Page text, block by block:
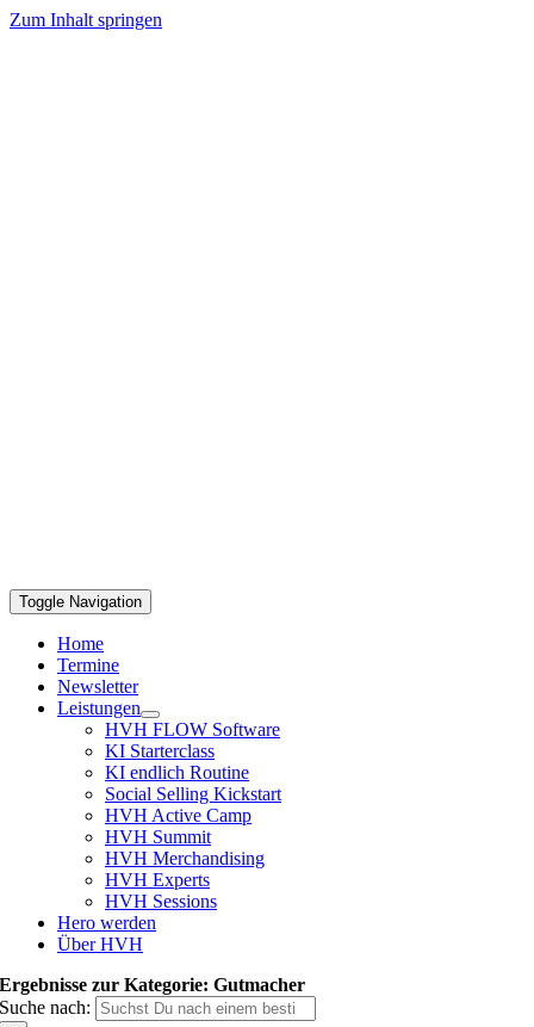
Zum Inhalt springen
Toggle Navigation
Home
Termine
Newsletter
Leistungen
HVH FLOW Software
KI Starterclass
KI endlich Routine
Social Selling Kickstart
HVH Active Camp
HVH Summit
HVH Merchandising
HVH Experts
HVH Sessions
Hero werden
Über HVH
Ergebnisse zur Kategorie: Gutmacher
Suche nach: